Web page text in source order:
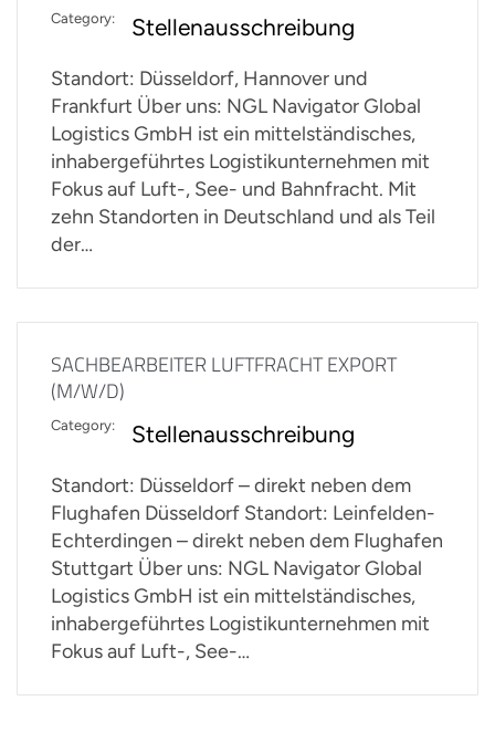
Category: Stellenausschreibung
Standort: Düsseldorf, Hannover und
Frankfurt Über uns: NGL Navigator Global
Logistics GmbH ist ein mittelständisches,
inhabergeführtes Logistikunternehmen mit
Fokus auf Luft-, See- und Bahnfracht. Mit
zehn Standorten in Deutschland und als Teil
der…
SACHBEARBEITER LUFTFRACHT EXPORT
(M/W/D)
Category: Stellenausschreibung
Standort: Düsseldorf – direkt neben dem
Flughafen Düsseldorf Standort: Leinfelden-
Echterdingen – direkt neben dem Flughafen
Stuttgart Über uns: NGL Navigator Global
Logistics GmbH ist ein mittelständisches,
inhabergeführtes Logistikunternehmen mit
Fokus auf Luft-, See-…